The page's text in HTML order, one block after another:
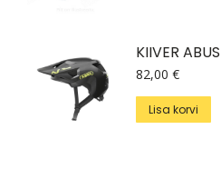
KIIVER
82,00 €
Lisa korvi